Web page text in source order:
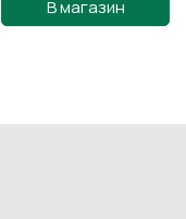
В магазин